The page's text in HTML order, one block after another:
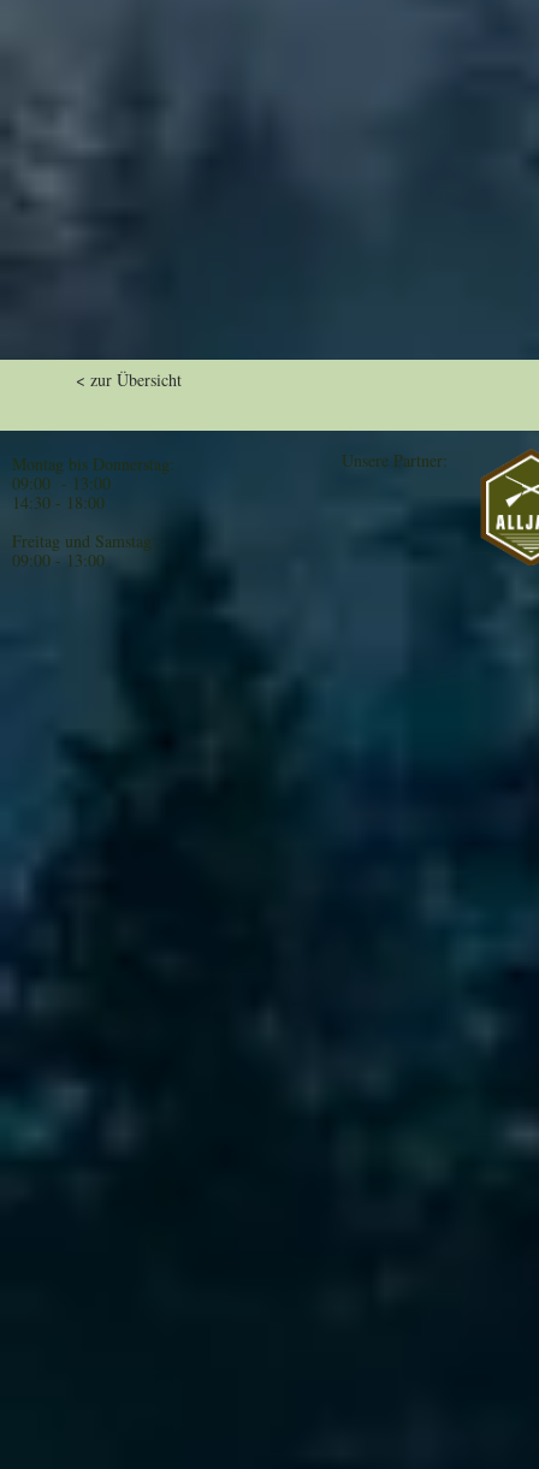
< zur Übersicht
Montag bis Donnerstag:
09:00 - 13:00
14:30 - 18:00
Freitag und Samstag:
09:00 - 13:00
Unsere Partner: